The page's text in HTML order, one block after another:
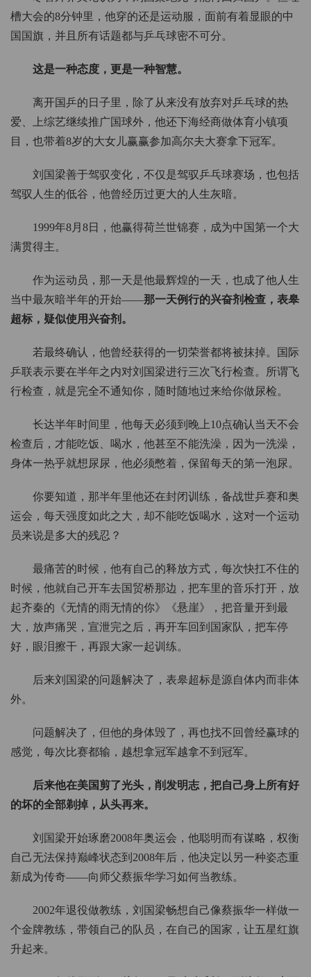
槽大会的8分钟里，他穿的还是运动服，面前有着显眼的中
国国旗，并且所有话题都与乒乓球密不可分。
这是一种态度，更是一种智慧。
离开国乒的日子里，除了从来没有放弃对乒乓球的热
爱、上综艺继续推广国球外，他还下海经商做体育小镇项
目，也带着8岁的大女儿赢赢参加高尔夫大赛拿下冠军。
刘国梁善于驾驭变化，不仅是驾驭乒乓球赛场，也包括
驾驭人生的低谷，他曾经历过更大的人生灰暗。
1999年8月8日，他赢得荷兰世锦赛，成为中国第一个大
满贯得主。
作为运动员，那一天是他最辉煌的一天，也成了他人生
当中最灰暗半年的开始——那一天例行的兴奋剂检查，表皋
超标，疑似使用兴奋剂。
若最终确认，他曾经获得的一切荣誉都将被抹掉。国际
乒联表示要在半年之内对刘国梁进行三次飞行检查。所谓飞
行检查，就是完全不通知你，随时随地过来给你做尿检。
长达半年时间里，他每天必须到晚上10点确认当天不会
检查后，才能吃饭、喝水，他甚至不能洗澡，因为一洗澡，
身体一热乎就想尿尿，他必须憋着，保留每天的第一泡尿。
你要知道，那半年里他还在封闭训练，备战世乒赛和奥
运会，每天强度如此之大，却不能吃饭喝水，这对一个运动
员来说是多大的残忍？
最痛苦的时候，他有自己的释放方式，每次快扛不住的
时候，他就自己开车去国贸桥那边，把车里的音乐打开，放
起齐秦的《无情的雨无情的你》《悬崖》，把音量开到最
大，放声痛哭，宣泄完之后，再开车回到国家队，把车停
好，眼泪擦干，再跟大家一起训练。
后来刘国梁的问题解决了，表皋超标是源自体内而非体
外。
问题解决了，但他的身体毁了，再也找不回曾经赢球的
感觉，每次比赛都输，越想拿冠军越拿不到冠军。
后来他在美国剪了光头，削发明志，把自己身上所有好
的坏的全部剃掉，从头再来。
刘国梁开始琢磨2008年奥运会，他聪明而有谋略，权衡
自己无法保持巅峰状态到2008年后，他决定以另一种姿态重
新成为传奇——向师父蔡振华学习如何当教练。
2002年退役做教练，刘国梁畅想自己像蔡振华一样做一
个金牌教练，带领自己的队员，在自己的国家，让五星红旗
升起来。